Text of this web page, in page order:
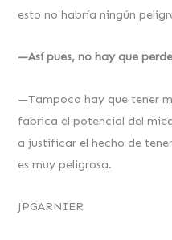
esto no habría ningún
—Así pues, no hay que
—Tampoco hay que tener
fabrica el potencial del
a justificar el hecho de
es muy peligrosa.
JPGARNIER